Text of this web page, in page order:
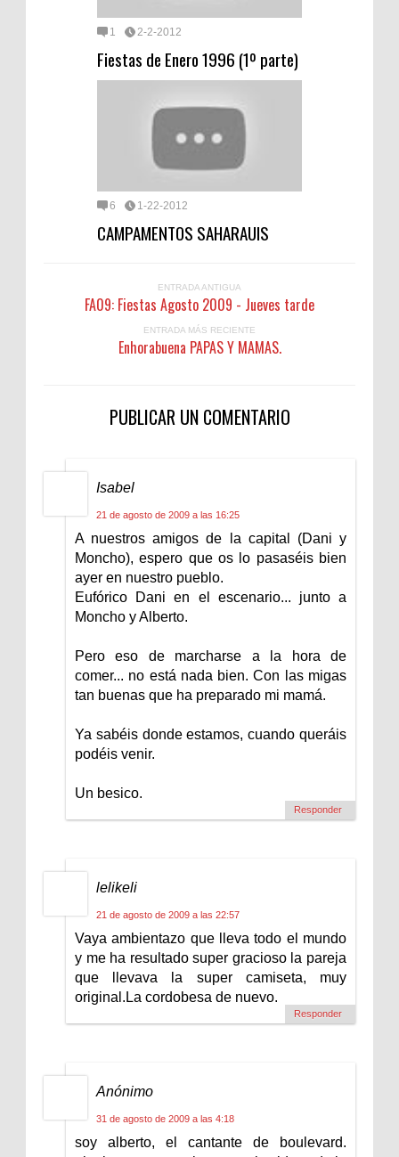
1 2-2-2012
Fiestas de Enero 1996 (1º parte)
6 1-22-2012
CAMPAMENTOS SAHARAUIS
ENTRADA ANTIGUA
FA09: Fiestas Agosto 2009 - Jueves tarde
ENTRADA MÁS RECIENTE
Enhorabuena PAPAS Y MAMAS.
PUBLICAR UN COMENTARIO
Isabel
21 de agosto de 2009 a las 16:25
A nuestros amigos de la capital (Dani y
Moncho), espero que os lo pasaséis bien
ayer en nuestro pueblo.
Eufórico Dani en el escenario... junto a
Moncho y Alberto.
Pero eso de marcharse a la hora de
comer... no está nada bien. Con las migas
tan buenas que ha preparado mi mamá.
Ya sabéis donde estamos, cuando queráis
podéis venir.
Un besico.
Responder
lelikeli
21 de agosto de 2009 a las 22:57
Vaya ambientazo que lleva todo el mundo
y me ha resultado super gracioso la pareja
que llevava la super camiseta, muy
original.La cordobesa de nuevo.
Responder
Anónimo
31 de agosto de 2009 a las 4:18
soy alberto, el cantante de boulevard.